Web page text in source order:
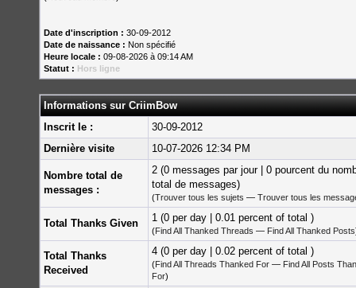
Date d'inscription : 30-09-2012
Date de naissance : Non spécifié
Heure locale : 09-08-2026 à 09:14 AM
Statut : Hors ligne
Informations sur CriimBow
Inscrit le :
30-09-2012
Dernière visite
10-07-2026 12:34 PM
Nombre total de
messages :
2 (0 messages par jour | 0 pourcent du
total de messages)
(Trouver tous les sujets — Trouver tous les
Total Thanks Given 1 (0 per day | 0.01 percent of total )
(Find All Thanked Threads — Find All Thanked Posts
Total Thanks
Received
4 (0 per day | 0.02 percent of total )
(Find All Threads Thanked For — Find All Posts
For)